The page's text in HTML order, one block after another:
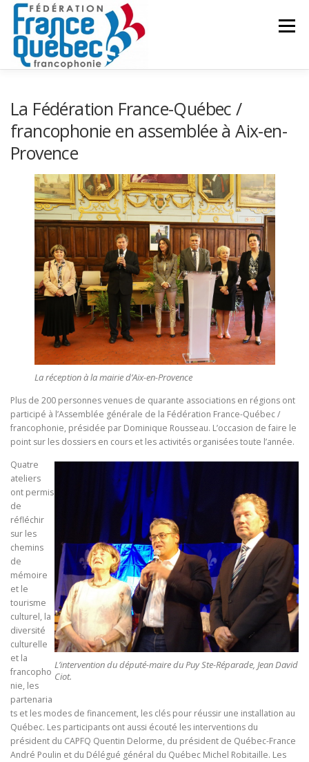
Aller
contenu
Menu
INTRANET
La Fédération France-Québec /
francophonie en assemblée à Aix-en-
Provence
La réception à la mairie d’Aix-en-Provence
Plus de 200 personnes venues de quarante associations en régions ont
participé à l’Assemblée générale de la Fédération France-Québec /
francophonie, présidée par Dominique Rousseau. L’occasion de faire le
point sur les dossiers en cours et les activités organisées toute l’année.
L’intervention du député-maire du Puy Ste-Réparade, Jean David
Ciot.
Quatre
ateliers
ont permis
de
réfléchir
sur les
chemins
de
mémoire
et le
tourisme
culturel, la
diversité
culturelle
et la
francopho
nie, les
partenaria
ts et les modes de financement, les clés pour réussir une installation au
Québec. Les participants ont aussi écouté les interventions du
président du CAPFQ Quentin Delorme, du président de Québec-France
André Poulin et du Délégué général du Québec Michel Robitaille. Les